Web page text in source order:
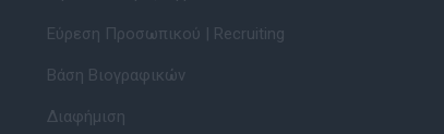
Εύρεση Προσωπικού | Recruiting
Βάση Βιογραφικών
Διαφήμιση